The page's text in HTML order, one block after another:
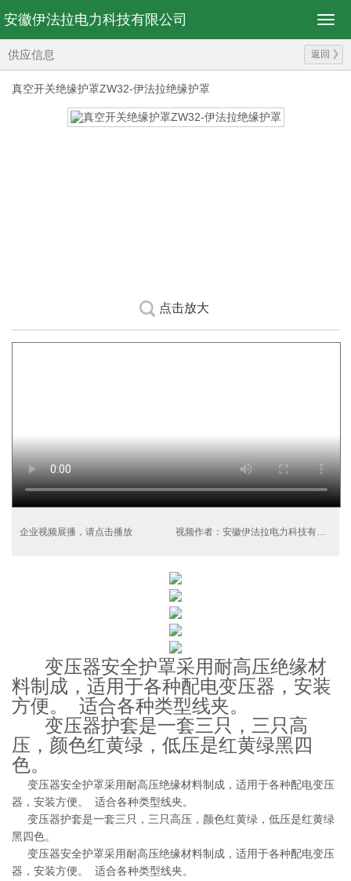
安徽伊法拉电力科技有限公司
供应信息 返回
真空开关绝缘护罩ZW32-伊法拉绝缘护罩
点击放大
企业视频展播，请点击播放 视频作者：安徽伊法拉电力科技有限公司
变压器安全护罩采用耐高压绝缘材
料制成，适用于各种配电变压器，安装
方便。 适合各种类型线夹。
变压器护套是一套三只，三只高
压，颜色红黄绿，低压是红黄绿黑四
色。
变压器安全护罩采用耐高压绝缘材料制成，适用于各种配电变压
器，安装方便。 适合各种类型线夹。
变压器护套是一套三只，三只高压，颜色红黄绿，低压是红黄绿
黑四色。
变压器安全护罩采用耐高压绝缘材料制成，适用于各种配电变压
器，安装方便。 适合各种类型线夹。